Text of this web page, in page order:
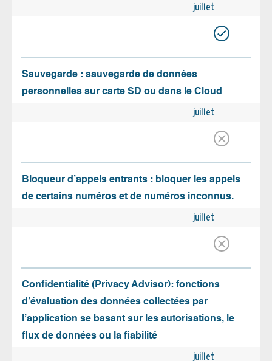
juillet
Sauvegarde : sauvegarde de données
personnelles sur carte SD ou dans le Cloud
juillet
Bloqueur d’appels entrants : bloquer les appels
de certains numéros et de numéros inconnus.
juillet
Confidentialité (Privacy Advisor): fonctions
d’évaluation des données collectées par
l’application se basant sur les autorisations, le
flux de données ou la fiabilité
juillet